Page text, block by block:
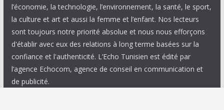
l’économie, la technologie, l’environnement, la santé, le sport,
la culture et art et aussi la femme et l’enfant. Nos lecteurs
sont toujours notre priorité absolue et nous nous efforçons
d'établir avec eux des relations à long terme basées sur la
confiance et l'authenticité. L’Echo Tunisien est édité par
l’agence Echocom, agence de conseil en communication et
de publicité.